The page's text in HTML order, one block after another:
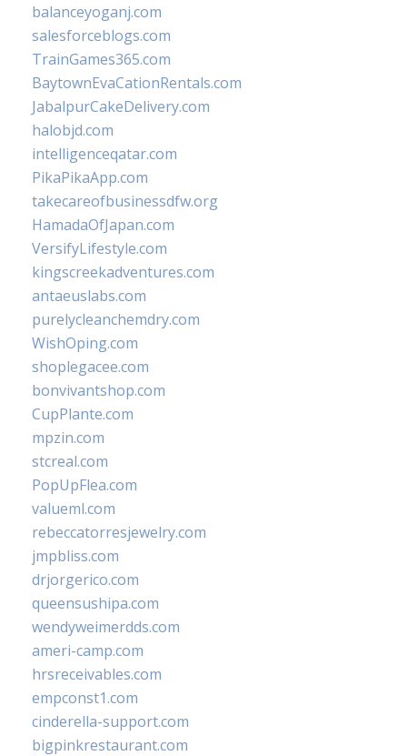
balanceyoganj.com
salesforceblogs.com
TrainGames365.com
BaytownEvaCationRentals.com
JabalpurCakeDelivery.com
halobjd.com
intelligenceqatar.com
PikaPikaApp.com
takecareofbusinessdfw.org
HamadaOfJapan.com
VersifyLifestyle.com
kingscreekadventures.com
antaeuslabs.com
purelycleanchemdry.com
WishOping.com
shoplegacee.com
bonvivantshop.com
CupPlante.com
mpzin.com
stcreal.com
PopUpFlea.com
valueml.com
rebeccatorresjewelry.com
jmpbliss.com
drjorgerico.com
queensushipa.com
wendyweimerdds.com
ameri-camp.com
hrsreceivables.com
empconst1.com
cinderella-support.com
bigpinkrestaurant.com